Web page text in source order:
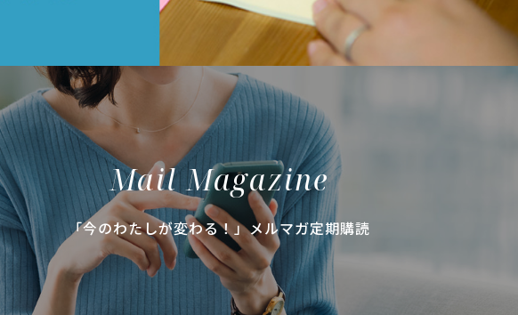
Mail Magazine
「今のわたしが変わる！」メルマガ定期購読